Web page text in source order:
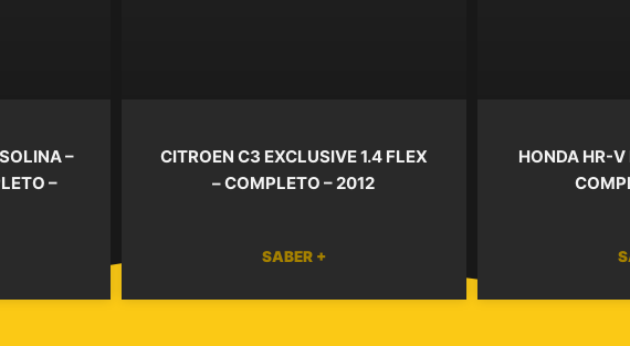
–
–
CITROEN C3 EXCLUSIVE 1.4 FLEX
– COMPLETO – 2012
SABER +
HONDA HR-V